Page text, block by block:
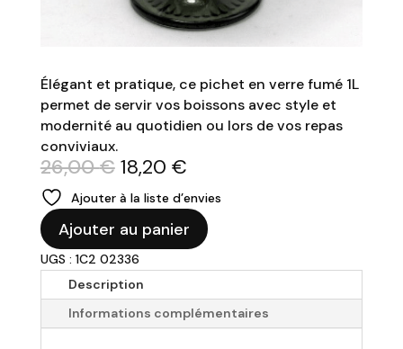
Élégant et pratique, ce pichet en verre fumé 1L
permet de servir vos boissons avec style et
modernité au quotidien ou lors de vos repas
conviviaux.
26,00€ Le
prix
initial
était :
26,00 €.
18,20 €Le
prix
actuel
est :
18,20 €.
Ajouter à la liste d’envies
quantité
de
Pichet
eau
fumé
Ajouter au panier
UGS : 1C2 02336
Description
Informations complémentaires